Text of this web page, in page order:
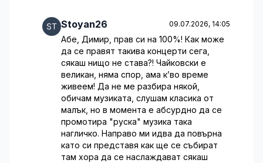
Stoyan26 09.07.2026, 14:05
Абе, Димир, прав си на 100%! Как може
да се правят такива концерти сега,
сякаш нищо не става?! Чайковски е
великан, няма спор, ама к’во време
живеем! Да не ме разбира някой,
обичам музиката, слушам класика от
малък, но в момента е абсурдно да се
промотира "руска" музика така
нагличко. Направо ми идва да повърна
като си представя как ще се събират
там хора да се наслаждават сякаш